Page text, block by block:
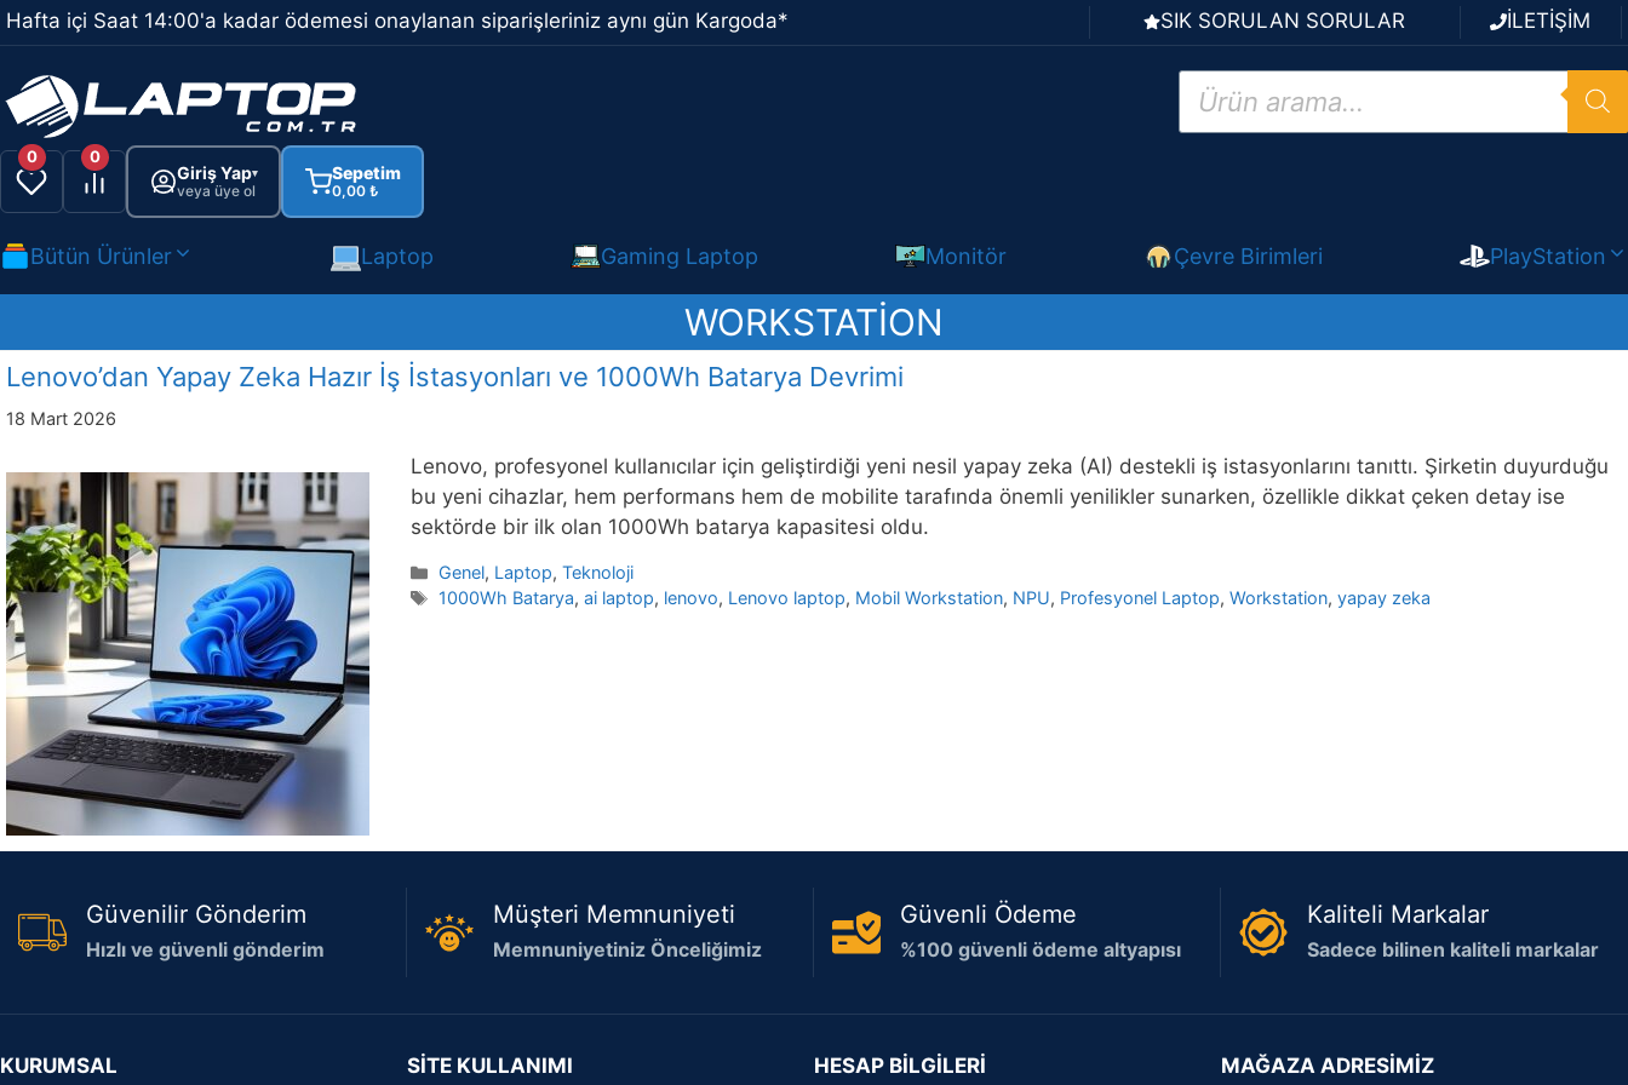
İçeriğe
atla
Hafta içi Saat 14:00'a kadar ödemesi onaylanan siparişleriniz aynı gün Kargoda* SIK SORULAN SORULAR İLETİŞİM
Products
search
0 0
Giriş Yap▾
veya üye ol
Sepetim
0,00 ₺
Bütün Ürünler Laptop Gaming Laptop Monitör Çevre Birimleri PlayStation
WORKSTATION
Lenovo’dan Yapay Zeka Hazır İş İstasyonları ve 1000Wh Batarya Devrimi
18 Mart 2026
Lenovo, profesyonel kullanıcılar için geliştirdiği yeni nesil yapay zeka (AI) destekli iş istasyonlarını tanıttı. Şirketin duyurduğu
bu yeni cihazlar, hem performans hem de mobilite tarafında önemli yenilikler sunarken, özellikle dikkat çeken detay ise
sektörde bir ilk olan 1000Wh batarya kapasitesi oldu.
Kategoriler
Genel, Laptop,Teknoloji
Etiketler
1000Wh Batarya,ai laptop, lenovo, Lenovo laptop, Mobil Workstation, NPU, Profesyonel Laptop,Workstation,yapay zeka
Güvenilir Gönderim
Hızlı ve güvenli gönderim
Müşteri Memnuniyeti
Memnuniyetiniz Önceliğimiz
Güvenli Ödeme
%100 güvenli ödeme altyapısı
Kaliteli Markalar
Sadece bilinen kaliteli markalar
KURUMSAL SİTE KULLANIMI HESAP BİLGİLERİ MAĞAZA ADRESİMİZ